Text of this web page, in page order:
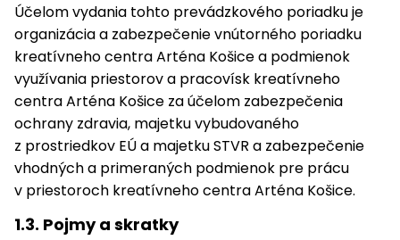
Účelom vydania tohto prevádzkového poriadku je
organizácia a zabezpečenie vnútorného poriadku
kreatívneho centra Arténa Košice a podmienok
využívania priestorov a pracovísk kreatívneho
centra Arténa Košice za účelom zabezpečenia
ochrany zdravia, majetku vybudovaného
z prostriedkov EÚ a majetku STVR a zabezpečenie
vhodných a primeraných podmienok pre prácu
v priestoroch kreatívneho centra Arténa Košice.
1.3. Pojmy a skratky